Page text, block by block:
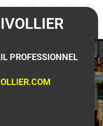
PROFESSIONNEL